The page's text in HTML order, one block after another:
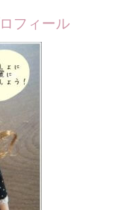
フィール